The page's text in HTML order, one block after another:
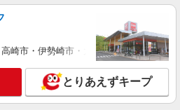
崎市・伊勢崎市・太田市・館林市・藤
とりあえずキープ